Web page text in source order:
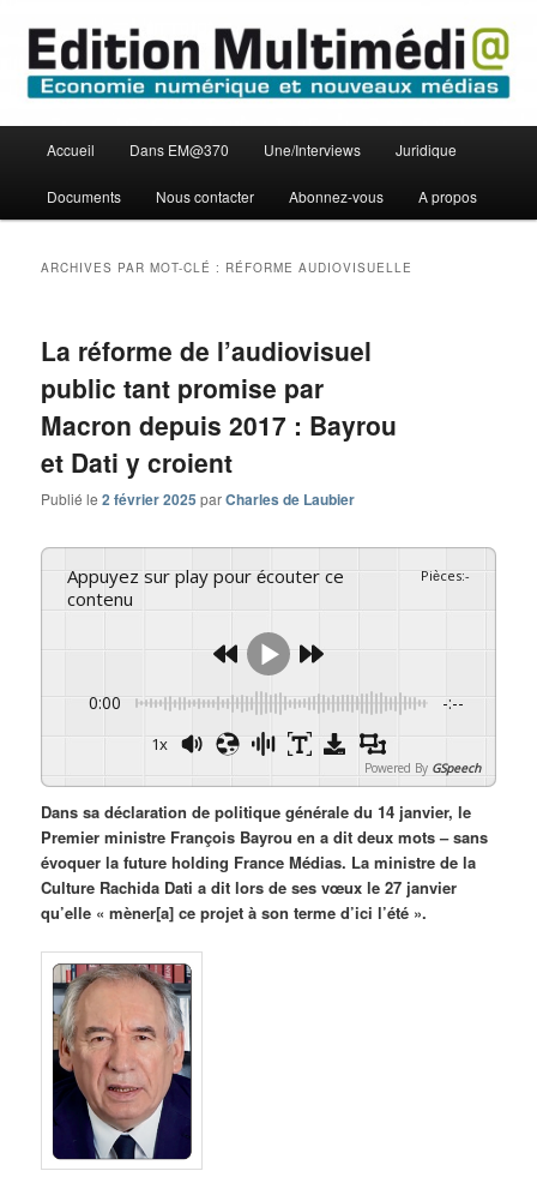
contenu
principal
contenu
secondaire
Edition Multimédi@
principal
Accueil Dans EM@370 Une/Interviews Juridique
Documents Nous contacter Abonnez-vous A propos
ARCHIVES PAR MOT-CLÉ : RÉFORME AUDIOVISUELLE
La réforme de l’audiovisuel
public tant promise par
Macron depuis 2017 : Bayrou
et Dati y croient
Publié le2 février 2025 parCharles de Laubier
Appuyez sur play pour écouter ce
contenu
Pièces:-
0:00 -:--
1x
Powered By GSpeech
Dans sa déclaration de politique générale du 14 janvier, le
Premier ministre François Bayrou en a dit deux mots – sans
évoquer la future holding France Médias. La ministre de la
Culture Rachida Dati a dit lors de ses vœux le 27 janvier
qu’elle « mèner[a] ce projet à son terme d’ici l’été ».